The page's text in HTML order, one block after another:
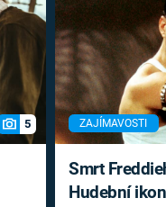
5 ZAJÍMAVOSTI
Smrt
Hudební